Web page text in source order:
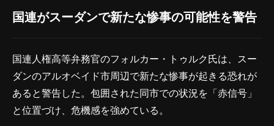
国連がスーダンで新たな惨事の可能性を警告
国連人権高等弁務官のフォルカー・トゥルク氏は、スー
ダンのアルオベイド市周辺で新たな惨事が起きる恐れが
あると警告した。包囲された同市での状況を「赤信号」
と位置づけ、危機感を強めている。